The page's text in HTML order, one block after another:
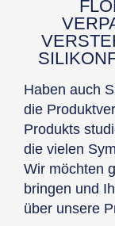
Haben auch
die
Produkts
die vielen
Wir möchten
bringen und
über unsere